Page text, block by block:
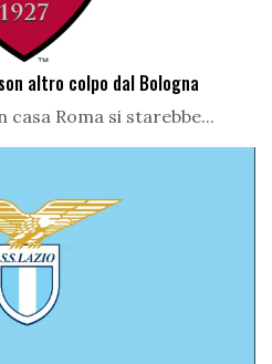
altro colpo dal Bologna
Roma si starebbe...